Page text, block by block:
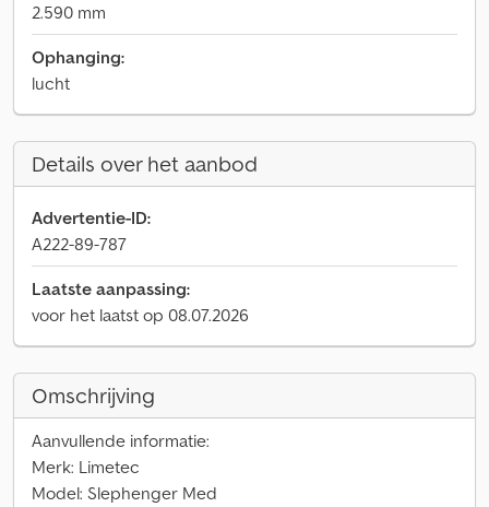
2.590 mm
Ophanging:
lucht
Details over het aanbod
Advertentie-ID:
A222-89-787
Laatste aanpassing:
voor het laatst op 08.07.2026
Omschrijving
Aanvullende informatie:
Merk: Limetec
Model: Slephenger Med